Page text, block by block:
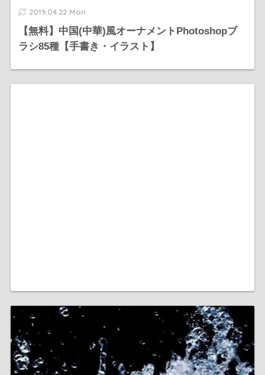
2019.04.22 Mon
【無料】中国(中華)風オーナメントPhotoshopブ
ラシ85種【手書き・イラスト】